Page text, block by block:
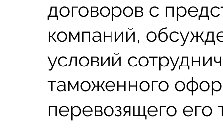
договоров с
компаний,
условий
таможенного
перевозящего его